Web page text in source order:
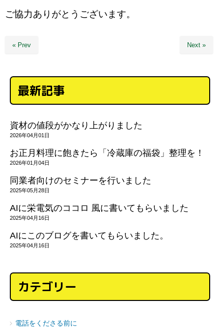
ご協力ありがとうございます。
« Prev Next »
最新記事
資材の値段がかなり上がりました
2026年04月01日
お正月料理に飽きたら「冷蔵庫の福袋」整理を！
2026年01月04日
同業者向けのセミナーを行いました
2025年05月28日
AIに栄電気のココロ 風に書いてもらいました
2025年04月16日
AIにこのブログを書いてもらいました。
2025年04月16日
カテゴリー
電話をくださる前に